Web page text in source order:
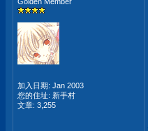
加入日期: Jan 2003
您的住址: 新手村
文章: 3,255